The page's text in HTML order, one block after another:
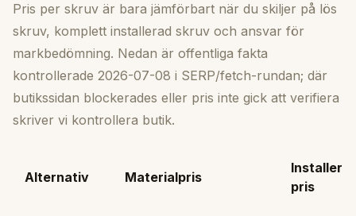
Pris per skruv är bara jämförbart när du skiljer på lös
skruv, komplett installerad skruv och ansvar för
markbedömning. Nedan är offentliga fakta
kontrollerade 2026-07-08 i SERP/fetch-rundan; där
butikssidan blockerades eller pris inte gick att verifiera
skriver vi kontrollera butik.
Alternativ Materialpris
Installerat
pris